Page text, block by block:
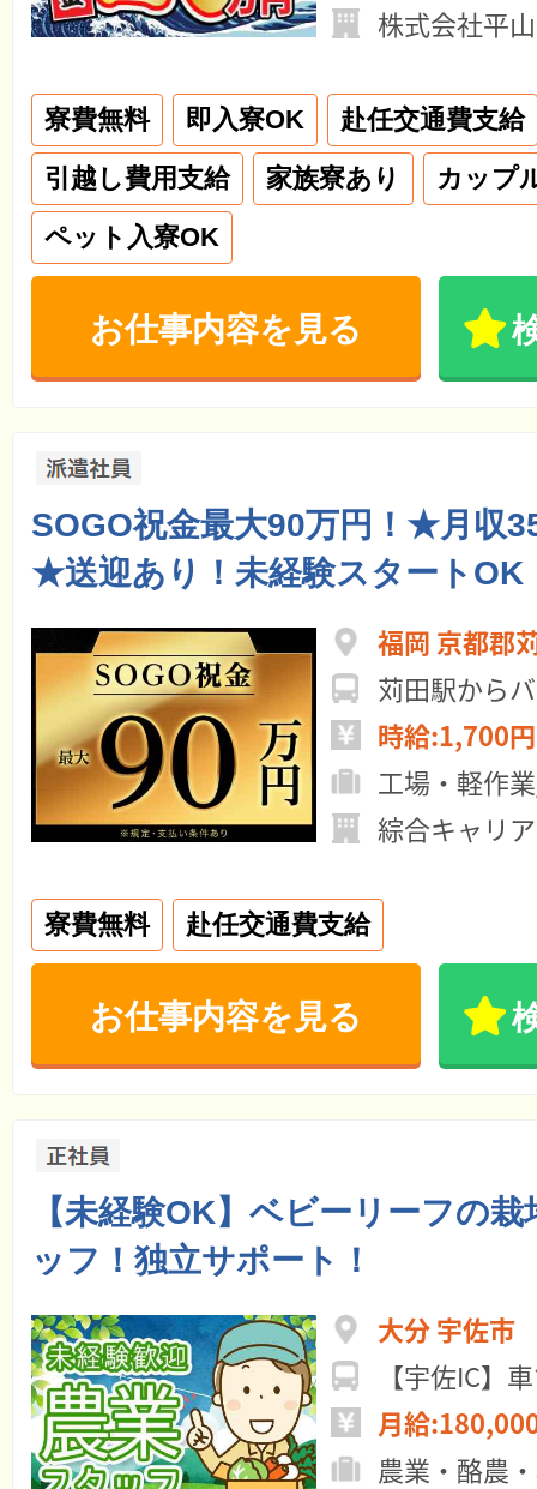
株式会社平
寮費無料 即入寮OK
赴任交通費支給
引越し費用支給
家族寮あり
カップ
ペット入寮OK
お仕事内容を見る
SOGO祝金最大90万円！★月収
★送迎あり！未経験スタートOK
福岡 京都郡
苅田駅から
時給:1,700
工場・軽作
綜合キャリ
寮費無料 赴任交通費支給
お仕事内容を見る
【未経験OK】ベビーリーフの
ッフ！独立サポート！
大分 宇佐市
【宇佐IC】
月給
農業・酪農